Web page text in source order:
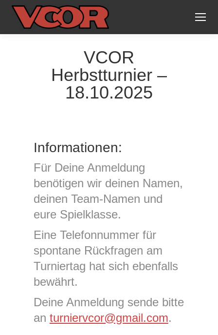
VCOR
Herbstturnier –
18.10.2025
Informationen:
Für Deine Anmeldung
benötigen wir deinen Namen,
deinen Team-Namen und
eure Spielklasse.
Eine Telefonnummer für
spontane Rückfragen am
Turniertag hat sich ebenfalls
bewährt.
Deine Anmeldung sende bitte
an turniervcor@gmail.com.